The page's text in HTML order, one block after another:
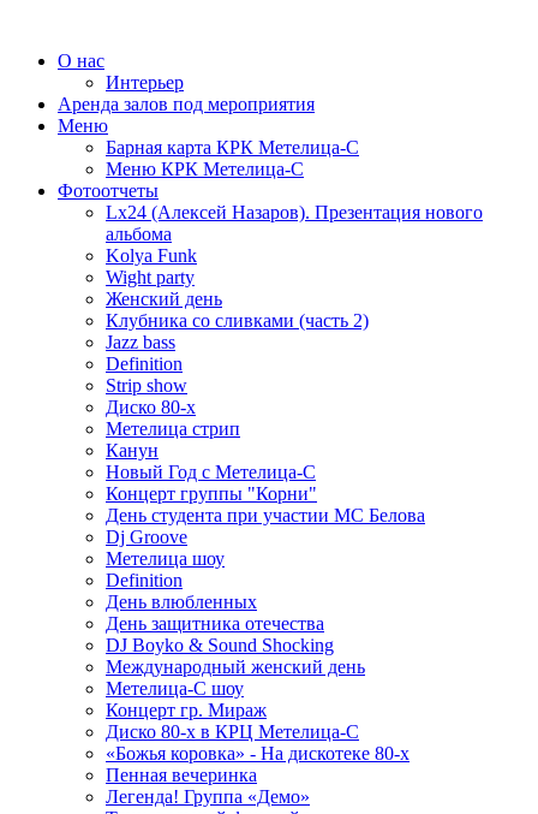
О нас
Интерьер
Аренда залов под мероприятия
Меню
Барная карта КРК Метелица-С
Меню КРК Метелица-С
Фотоотчеты
Lx24 (Алексей Назаров). Презентация нового
альбома
Kolya Funk
Wight party
Женский день
Клубника со сливками (часть 2)
Jazz bass
Definition
Strip show
Диско 80-х
Метелица стрип
Канун
Новый Год с Метелица-С
Концерт группы "Корни"
День студента при участии МС Белова
Dj Groove
Метелица шоу
Definition
День влюбленных
День защитника отечества
DJ Boyko & Sound Shocking
Международный женский день
Метелица-С шоу
Концерт гр. Мираж
Диско 80-х в КРЦ Метелица-С
«Божья коровка» - На дискотеке 80-х
Пенная вечеринка
Легенда! Группа «Демо»